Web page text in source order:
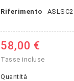
Riferimento
58,00 €
Tasse incluse
Quantità